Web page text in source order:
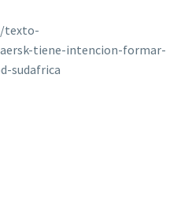
texto-
tiene-intencion-formar-
sudafrica